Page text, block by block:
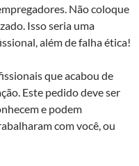
Não coloque
Isso seria uma
além de falha ética!
que acabou de
Este pedido deve ser
e podem
com você, ou